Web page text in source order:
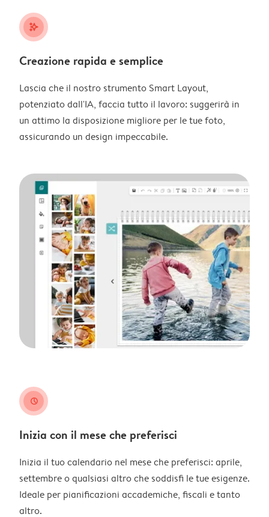
stars_plus
Creazione rapida e semplice
Lascia che il nostro strumento Smart Layout,
potenziato dall'IA, faccia tutto il lavoro: suggerirà in
un attimo la disposizione migliore per le tue foto,
assicurando un design impeccabile.
clock
Inizia con il mese che preferisci
Inizia il tuo calendario nel mese che preferisci: aprile,
settembre o qualsiasi altro che soddisfi le tue esigenze.
Ideale per pianificazioni accademiche, fiscali e tanto
altro.